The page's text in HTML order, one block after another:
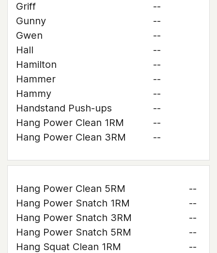
Griff
--
Gunny
--
Gwen
--
Hall
--
Hamilton
--
Hammer
--
Hammy
--
Handstand Push-ups
--
Hang Power Clean 1RM
--
Hang Power Clean 3RM
--
Hang Power Clean 5RM
--
Hang Power Snatch 1RM
--
Hang Power Snatch 3RM
--
Hang Power Snatch 5RM
--
Hang Squat Clean 1RM
--